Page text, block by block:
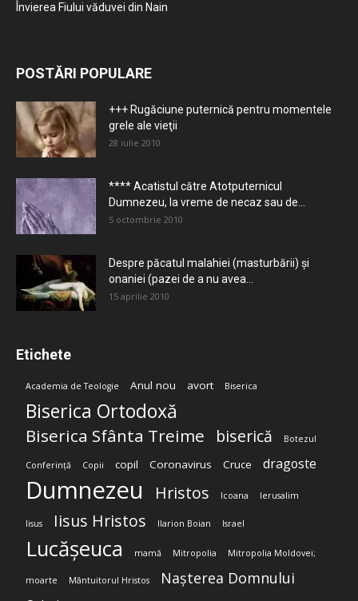
Învierea Fiului văduvei din Nain
POSTĂRI POPULARE
+++ Rugăciune puternică pentru momentele
grele ale vieţii
28 iulie 2010
**** Acatistul către Atotputernicul
Dumnezeu, la vreme de necaz sau de...
5 octombrie 2010
Despre păcatul malahiei (masturbării) şi
onaniei (pazei de a nu avea...
15 aprilie 2010
Etichete
Academia de Teologie Anul nou avort Biserica
Biserica Ortodoxă
Biserica Sfânta Treime biserică Botezul
Conferință Copii copil Coronavirus Cruce dragoste
Dumnezeu Hristos Icoana Ierusalim
Iisus Iisus Hristos Ilarion Boian Israel
Lucășeuca mamă Mitropolia Mitropolia Moldovei;
moarte Mântuitorul Hristos Nașterea Domnului